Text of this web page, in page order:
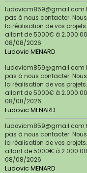
ludovicm859@gmail.com
pas à nous contacter.
la réalisation de vos
allant de 5000€ à
08/08/2026
Ludovic MENARD
ludovicm859@gmail.com
pas à nous contacter.
la réalisation de vos
allant de 5000€ à
08/08/2026
Ludovic MENARD
ludovicm859@gmail.com
pas à nous contacter.
la réalisation de vos
allant de 5000€ à
08/08/2026
Ludovic MENARD